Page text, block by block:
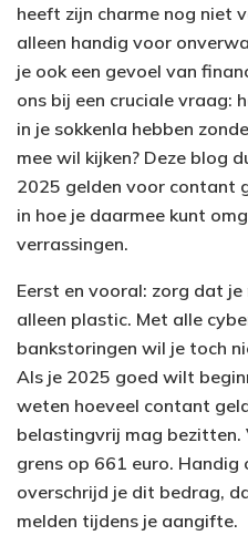
heeft zijn charme nog niet
alleen handig voor
je ook een gevoel van
ons bij een cruciale vraag:
in je sokkenla hebben
mee wil kijken? Deze blog
2025 gelden voor contant
in hoe je daarmee kunt
verrassingen.
Eerst en vooral: zorg dat
alleen plastic. Met alle
bankstoringen wil je toch
Als je 2025 goed wilt
weten hoeveel contant
belastingvrij mag
grens op 661 euro.
overschrijd je dit bedrag,
melden tijdens je aangifte.